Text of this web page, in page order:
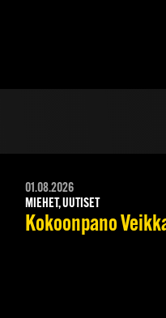
01.08.2026
MIEHET, UUTISET
Kokoonpano